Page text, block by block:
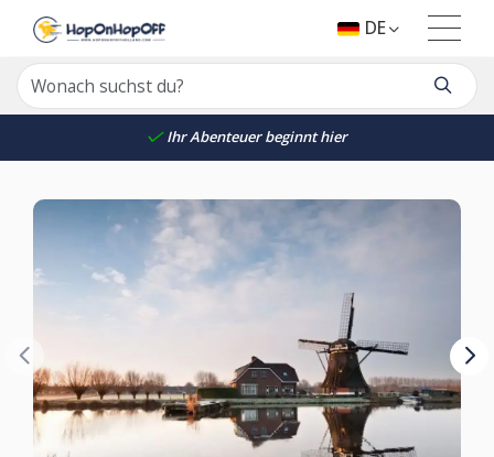
Ihr Abenteuer beginnt hier
DE